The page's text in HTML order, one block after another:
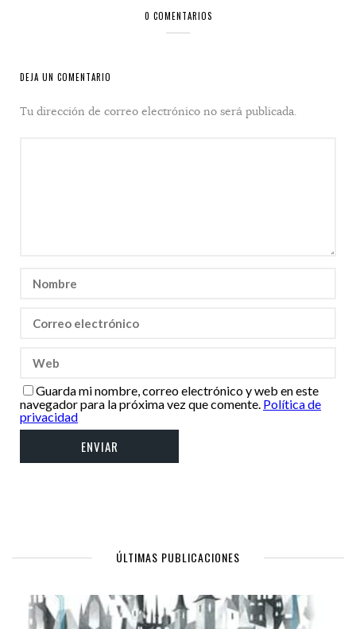
0 COMENTARIOS
DEJA UN COMENTARIO
Tu dirección de correo electrónico no será publicada.
Guarda mi nombre, correo electrónico y web en este
navegador para la próxima vez que comente. Política de
privacidad
ÚLTIMAS PUBLICACIONES